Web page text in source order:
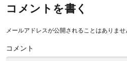
コメントを書く
メールアドレスが公開されることはありませ
コメント